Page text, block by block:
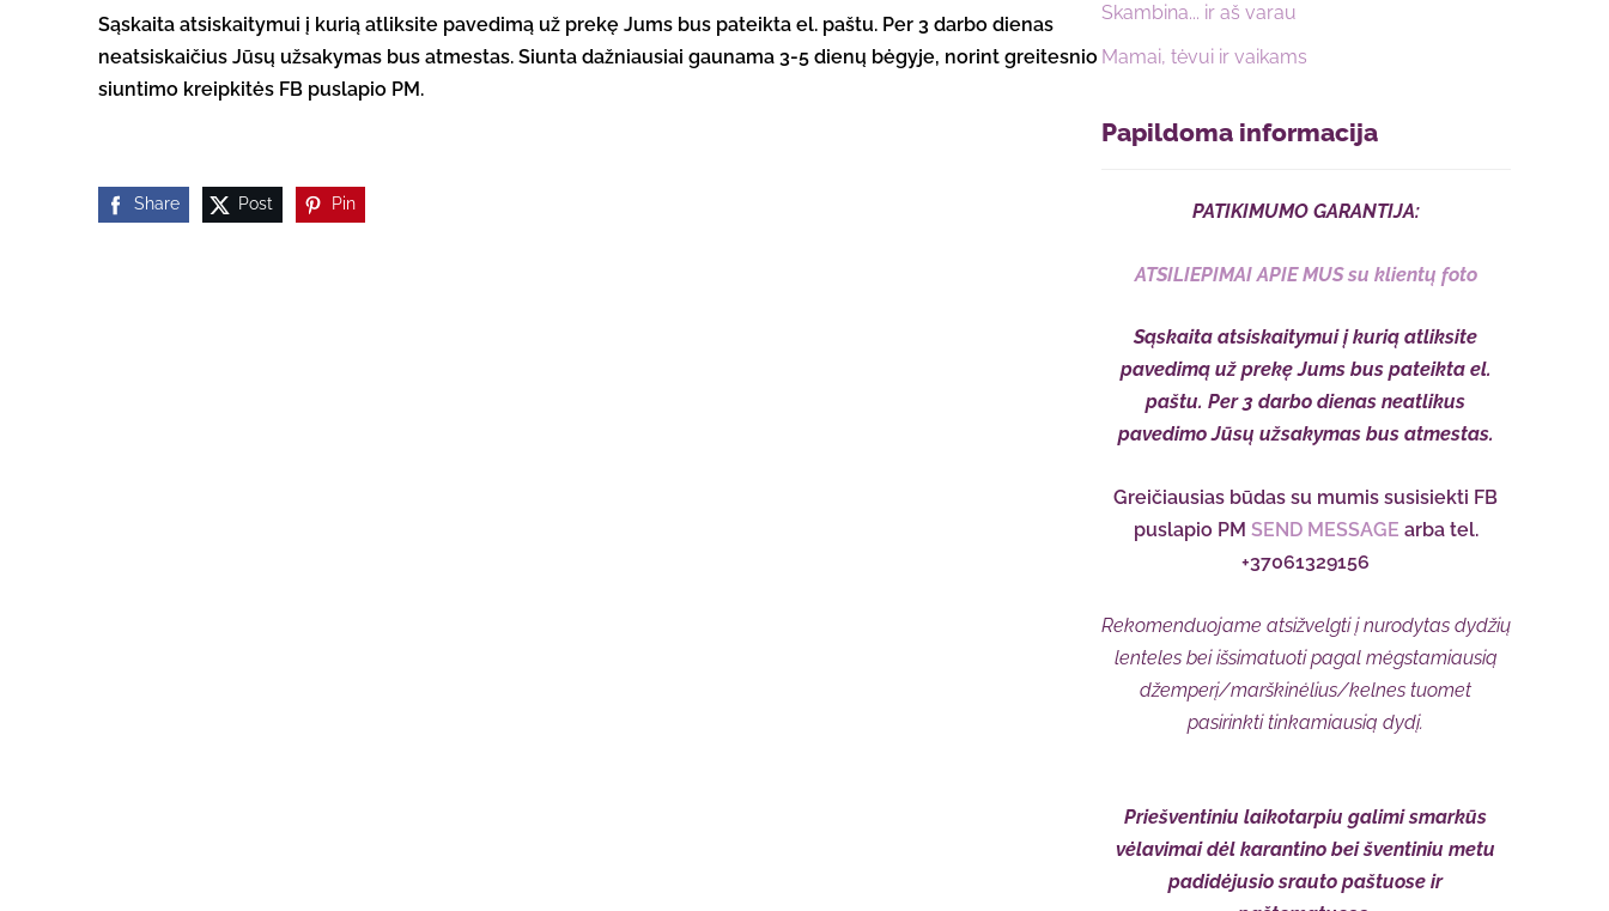
Skambina... ir aš varau
Mamai, tėvui ir vaikams
Papildoma informacija
PATIKIMUMO GARANTIJA:
ATSILIEPIMAI APIE MUS su klientų foto
Sąskaita atsiskaitymui į kurią atliksite
pavedimą už prekę Jums bus pateikta el.
paštu. Per 3 darbo dienas neatlikus
pavedimo Jūsų užsakymas bus atmestas.
Greičiausias būdas su mumis susisiekti FB
puslapio PM SEND MESSAGE arba tel.
+37061329156
Rekomenduojame atsižvelgti į nurodytas dydžių
lenteles bei išsimatuoti pagal mėgstamiausią
džemperį/marškinėlius/kelnes tuomet
pasirinkti tinkamiausią dydį.
Priešventiniu laikotarpiu galimi smarkūs
vėlavimai dėl karantino bei šventiniu metu
padidėjusio srauto paštuose ir
Sąskaita atsiskaitymui į kurią atliksite pavedimą už prekę Jums bus pateikta el. paštu. Per 3 darbo dienas
neatsiskaičius Jūsų užsakymas bus atmestas. Siunta dažniausiai gaunama 3-5 dienų bėgyje, norint greitesnio
siuntimo kreipkitės FB puslapio PM.
Share Post Pin